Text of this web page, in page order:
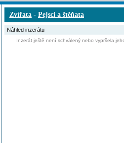
Zvířata - Pejsci a štěňata
Náhled inzerátu
Inzerát ještě není schválený nebo vypršela